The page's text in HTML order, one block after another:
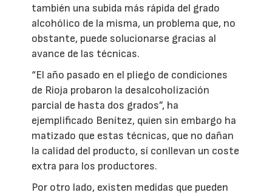
también una subida más rápida del grado
alcohólico de la misma, un problema que, no
obstante, puede solucionarse gracias al
avance de las técnicas.
“El año pasado en el pliego de condiciones
de Rioja probaron la desalcoholización
parcial de hasta dos grados”, ha
ejemplificado Benítez, quien sin embargo ha
matizado que estas técnicas, que no dañan
la calidad del producto, sí conllevan un coste
extra para los productores.
Por otro lado, existen medidas que pueden